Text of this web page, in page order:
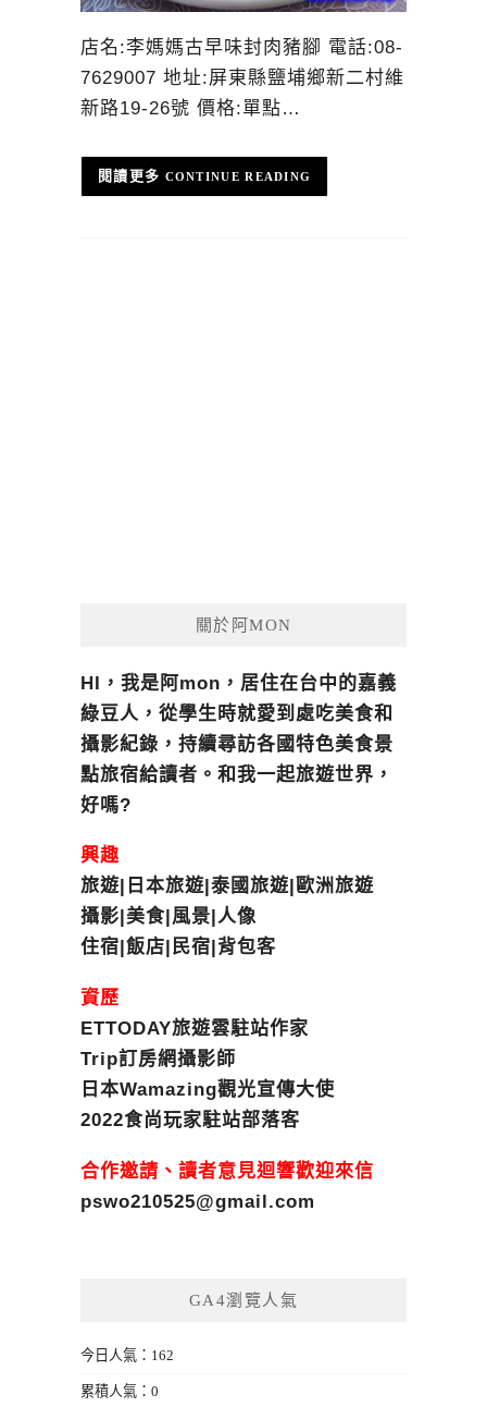
店名:李媽媽古早味封肉豬腳 電話:08-
7629007 地址:屏東縣鹽埔鄉新二村維
新路19-26號 價格:單點…
CONTINUE READING
關於阿MON
HI，我是阿mon，居住在台中的嘉義
綠豆人，從學生時就愛到處吃美食和
攝影紀錄，持續尋訪各國特色美食景
點旅宿給讀者。和我一起旅遊世界，
好嗎?
興趣
旅遊|日本旅遊|泰國旅遊|歐洲旅遊
攝影|美食|風景|人像
住宿|飯店|民宿|背包客
資歷
ETTODAY旅遊雲駐站作家
Trip訂房網攝影師
日本Wamazing觀光宣傳大使
2022食尚玩家駐站部落客
合作邀請、讀者意見迴響歡迎來信
pswo210525@gmail.com
GA4瀏覽人氣
今日人氣：162
累積人氣：0